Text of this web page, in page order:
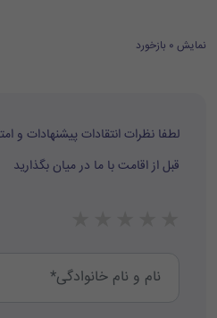
نمایش 0 بازخورد
لطفا نظرات انتقادات پیشنهادات و
قبل از اقامت با ما در میان بگذارید